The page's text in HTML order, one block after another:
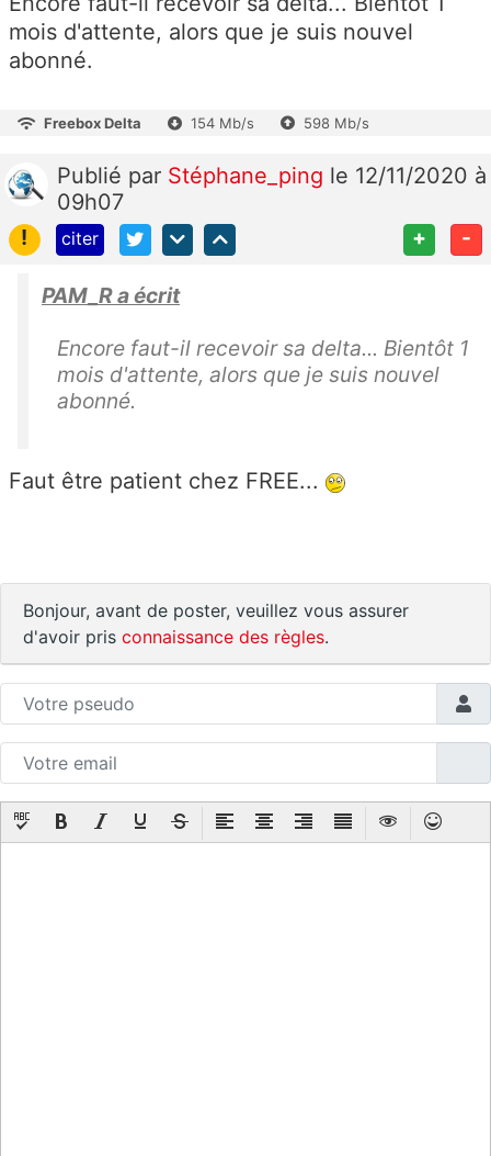
mois d'attente, alors que je suis nouvel
abonné.
Freebox Delta 154 Mb/s 598 Mb/s
Publié par Stéphane_ping le 12/11/2020 à
09h07
!
citer + -
PAM_R a écrit
Encore faut-il recevoir sa delta... Bientôt 1
mois d'attente, alors que je suis nouvel
abonné.
Faut être patient chez FREE...
Bonjour, avant de poster, veuillez vous assurer
d'avoir pris connaissance des règles.